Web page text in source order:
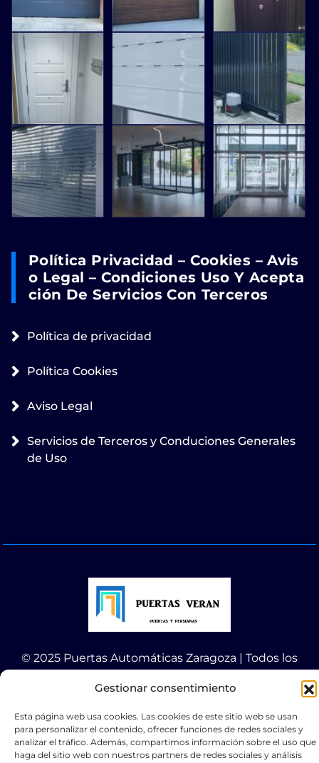
Gestionar consentimiento
Esta página web usa cookies. Las cookies de este sitio web se usan
para personalizar el contenido, ofrecer funciones de redes sociales y
analizar el tráfico. Además, compartimos información sobre el uso que
haga del sitio web con nuestros partners de redes sociales y análisis
Política Privacidad – Cookies – Avis
O Legal – Condiciones Uso Y Acepta
Ción De Servicios Con Terceros
Política de privacidad
Política Cookies
Aviso Legal
Servicios de Terceros y Conduciones Generales
de Uso
© 2025 Puertas Automáticas Zaragoza | Todos los